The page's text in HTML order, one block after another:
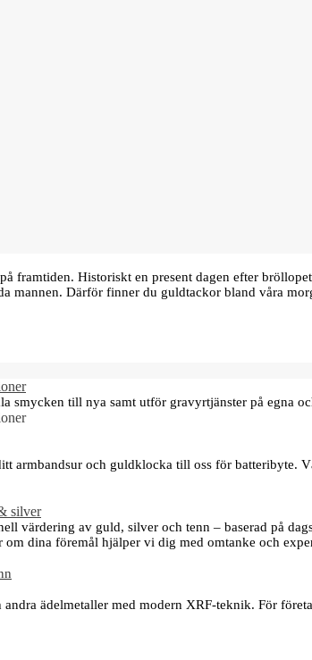
framtiden. Historiskt en present dagen efter
mannen. Därför finner du guldtackor bland våra
smycken till nya samt utför gravyrtjänster på egna
armbandsur och guldklocka till oss för batteribyte.
silver
värdering av guld, silver och tenn – baserad på
om dina föremål hjälper vi dig med omtanke och
ädelmetaller med modern XRF‑teknik. För